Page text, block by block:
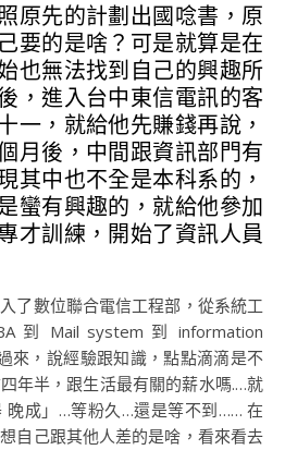
要的是啥？可是就算是在
也無法找到自己的興趣所
，進入台中東信電訊的客
一，就給他先賺錢再說，
月後，中間跟資訊部門有
其中也不全是本科系的，
蠻有興趣的，就給他參加
才訓練，開始了資訊人員
了數位聯合電信工程部，從系統工
到 Mail system 到 information
來，說經驗跟知識，點點滴滴是不
年半，跟生活最有關的薪水嗎.…就
晚成」…等粉久…還是等不到…… 在
自己跟其他人差的是啥，看來看去